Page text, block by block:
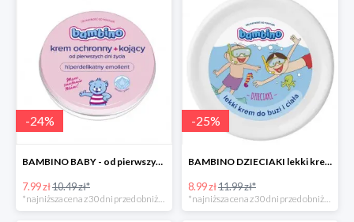
-24%
BAMBINO BABY - od pierwszych dni życia
7.99 zł10.49 zł*
-25%
BAMBINO DZIECIAKI lekki krem do buzi i ciała
8.99 zł11.99 zł*